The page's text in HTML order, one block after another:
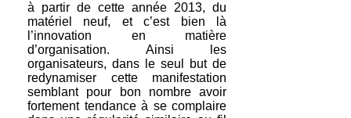
à partir de cette année 2013, du
matériel neuf, et c’est bien là
l’innovation en matière
d’organisation. Ainsi les
organisateurs, dans le seul but de
redynamiser cette manifestation
semblant pour bon nombre avoir
fortement tendance à se complaire